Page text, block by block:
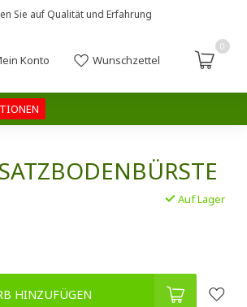
Sie auf Qualität und Erfahrung
Konto Wunschzettel
0
Auf Lager
HINZUFÜGEN